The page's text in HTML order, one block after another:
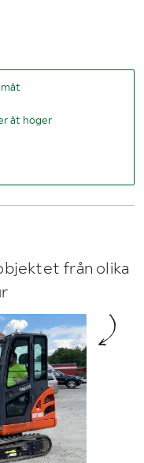
åt höger
från olika